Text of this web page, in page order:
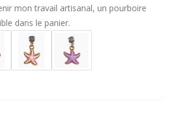
mon travail artisanal, un pourboire
dans le panier.